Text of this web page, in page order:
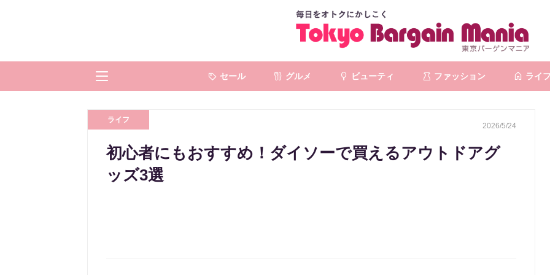
セール グルメ ビューティ ファッション ライフ
ライフ
2026/5/24
初心者にもおすすめ！ダイソーで買えるアウトドアグ
ッズ3選